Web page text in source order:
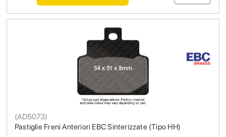
Pastiglie Freni Anteriori EBC Sinterizzate (Tipo HH)
(AD5073)